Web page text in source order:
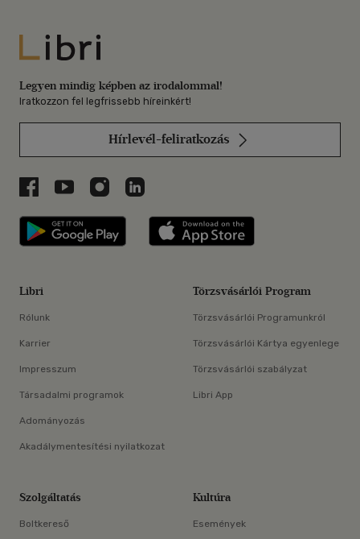
Libri
Legyen mindig képben az irodalommal!
Iratkozzon fel legfrissebb híreinkért!
Hírlevél-feliratkozás
Libri a Facebookon
Libri a Youtube-on
Libri az Instagramon
Libri a LinkedInen
Libri applikáció Szerezd meg: Google
Libri
Rólunk
Karrier
Impresszum
Társadalmi programok
Adományozás
Akadálymentesítési nyilatkozat
Törzsvásárlói Program
Törzsvásárlói Programunkról
Törzsvásárlói Kártya egyenlege
Törzsvásárlói szabályzat
Libri App
Szolgáltatás
Boltkereső
Kultúra
Események